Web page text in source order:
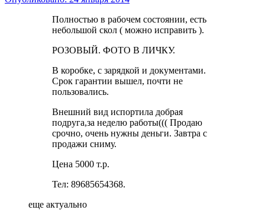
Полностью в рабочем состоянии, есть
небольшой скол ( можно исправить ).
РОЗОВЫЙ. ФОТО В ЛИЧКУ.
В коробке, с зарядкой и документами.
Срок гарантии вышел, почти не
пользовались.
Внешний вид испортила добрая
подруга,за неделю работы((( Продаю
срочно, очень нужны деньги. Завтра с
продажи сниму.
Цена 5000 т.р.
Тел: 89685654368.
еще актуально